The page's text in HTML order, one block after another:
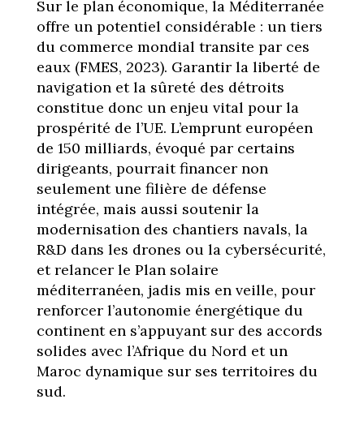
Sur le plan économique, la Méditerranée
offre un potentiel considérable : un tiers
du commerce mondial transite par ces
eaux (FMES, 2023). Garantir la liberté de
navigation et la sûreté des détroits
constitue donc un enjeu vital pour la
prospérité de l’UE. L’emprunt européen
de 150 milliards, évoqué par certains
dirigeants, pourrait financer non
seulement une filière de défense
intégrée, mais aussi soutenir la
modernisation des chantiers navals, la
R&D dans les drones ou la cybersécurité,
et relancer le Plan solaire
méditerranéen, jadis mis en veille, pour
renforcer l’autonomie énergétique du
continent en s’appuyant sur des accords
solides avec l’Afrique du Nord et un
Maroc dynamique sur ses territoires du
sud.